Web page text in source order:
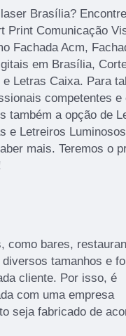
Brasília?
Print Comunicação
Fachada Acm,
em Brasília,
Letras Caixa. Para tal
competentes e
também a opção de
e Letreiros
mais. Teremos o
como bares,
tamanhos e
cliente. Por isso, é
com uma empresa
seja fabricado de